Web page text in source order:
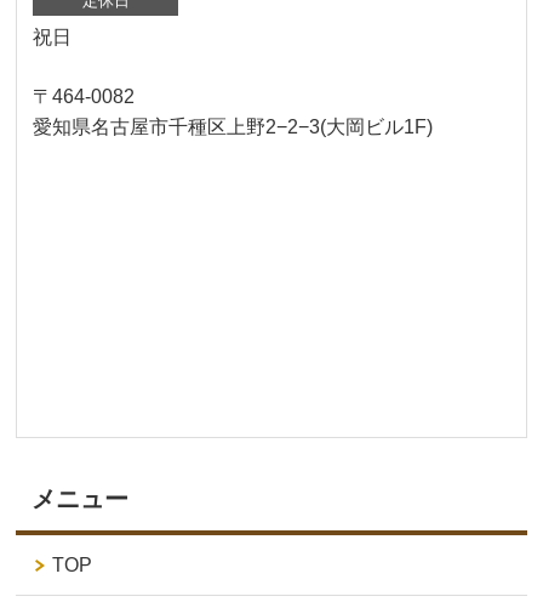
祝日
〒464-0082
愛知県名古屋市千種区上野2−2−3(大岡ビル1F)
メニュー
TOP